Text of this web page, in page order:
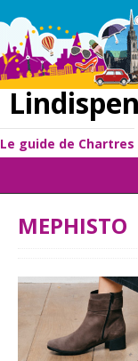
Le guide de Chartres
MEPHISTO